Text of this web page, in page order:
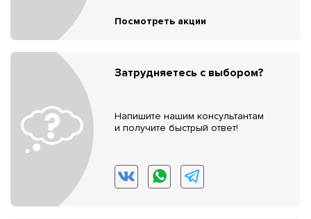
Посмотреть акции
Затрудняетесь с выбором?
Напишите нашим консультантам
и получите быстрый ответ!